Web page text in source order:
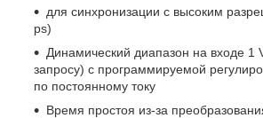
для синхронизации с высоким
ps)
Динамический диапазон на входе 1
запросу) с программируемой
по постоянному току
Время простоя из-за